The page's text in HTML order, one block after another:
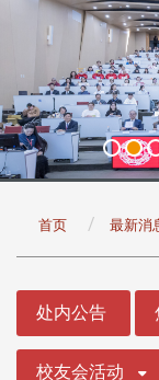
首页 最新消
处内公告
校友会活动